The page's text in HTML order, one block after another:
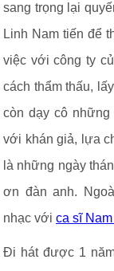
sang trọng lại
Linh Nam tiến để
việc với công ty
cách thẩm thấu,
còn dạy cô
với khán giả, lựa
là những ngày
ơn đàn anh.
nhạc với ca sĩ
Đi hát được 1